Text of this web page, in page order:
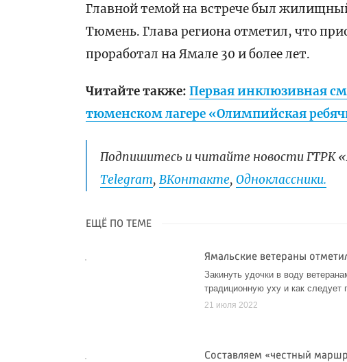
Главной темой на встрече был
Тюмень. Глава региона отметил, что
проработал на Ямале 30 и более лет.
Читайте также:Первая инклюзивная
тюменском лагере «Олимпийская
Подпишитесь и читайте новости ГТРК
Telegram,ВКонтакте,Одноклассники.
ЕЩЁ ПО ТЕМЕ
Ямальские ветераны
Закинуть удочки в воду
традиционную уху и как следует
21 июля 2022
Составляем «честный